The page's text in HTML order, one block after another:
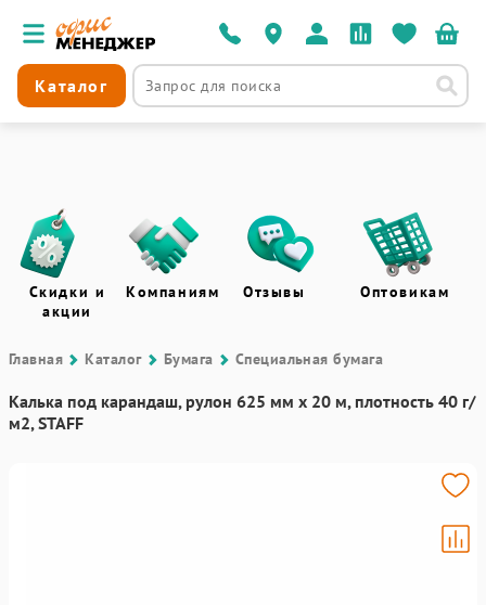
Каталог
Скидки и
акции
Компаниям Отзывы Оптовикам
Главная Каталог Бумага Специальная бумага
Калька под карандаш, рулон 625 мм х 20 м, плотность 40 г/
м2, STAFF